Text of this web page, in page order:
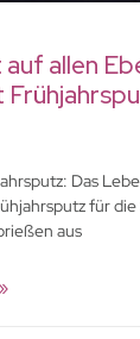
allen
Das
für die
aus